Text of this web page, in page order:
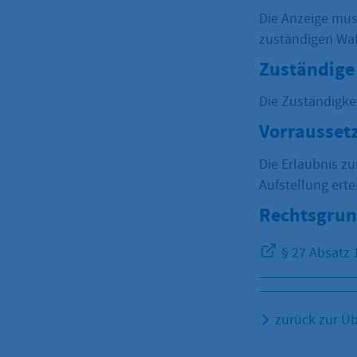
Die Anzeige
zuständigen
Die
Die Erlaubnis
Aufstellung
§ 27 Absatz
zurück zur